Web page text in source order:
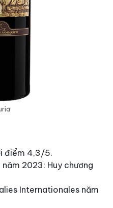
điểm 4,3/5.
năm 2023: Huy chương
Internationales năm